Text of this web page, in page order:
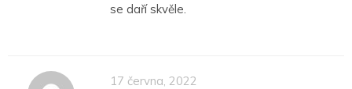
se daří skvěle.
17 června, 2022